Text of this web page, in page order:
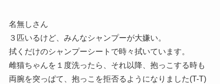
名無しさん
３匹いるけど、みんなシャンプーが大嫌い。
拭くだけのシャンプーシートで時々拭いています。
雌猫ちゃんを１度洗ったら、それ以降、抱っこする時も
両腕を突っぱて、抱っこを拒否るようになりました(T-T)